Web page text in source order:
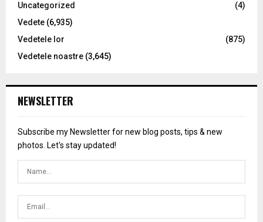
Uncategorized
(4)
Vedete (6,935)
Vedetele lor
(875)
Vedetele noastre (3,645)
NEWSLETTER
Subscribe my Newsletter for new blog posts, tips & new
photos. Let's stay updated!